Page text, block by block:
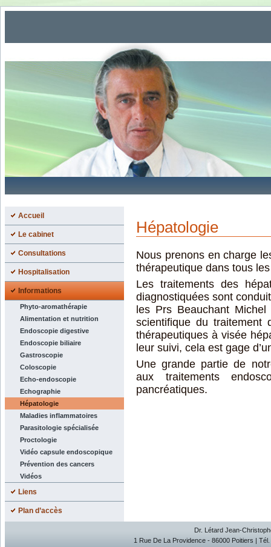
Accueil
Le cabinet
Consultations
Hospitalisation
Informations
Phyto-aromathérapie
Alimentation et nutrition
Endoscopie digestive
Endoscopie biliaire
Gastroscopie
Coloscopie
Echo-endoscopie
Echographie
Hépatologie
Maladies inflammatoires
Parasitologie spécialisée
Proctologie
Vidéo capsule endoscopique
Prévention des cancers
Vidéos
Liens
Plan d’accès
Hépatologie
Nous prenons en charge
thérapeutique dans tous
Les traitements des
diagnostiquées sont
les Prs Beauchant
scientifique du traitement
thérapeutiques à visée
leur suivi, cela est gage
Une grande partie de
aux traitements
pancréatiques.
Dr. Létard Jean-
1 Rue De La Providence - 86000 Poitiers |